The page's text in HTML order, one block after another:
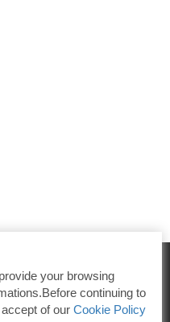
your browsing
continuing to
of our Cookie Policy